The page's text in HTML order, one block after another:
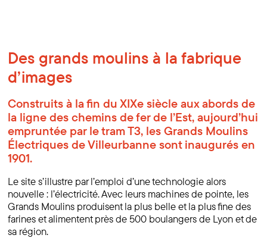
Des grands moulins à la fabrique
d’images
Construits à la fin du XIXe siècle aux abords de
la ligne des chemins de fer de l’Est, aujourd’hui
empruntée par le tram T3, les Grands Moulins
Électriques de Villeurbanne sont inaugurés en
1901.
Le site s’illustre par l’emploi d’une technologie alors
nouvelle : l’électricité. Avec leurs machines de pointe, les
Grands Moulins produisent la plus belle et la plus fine des
farines et alimentent près de 500 boulangers de Lyon et de
sa région.